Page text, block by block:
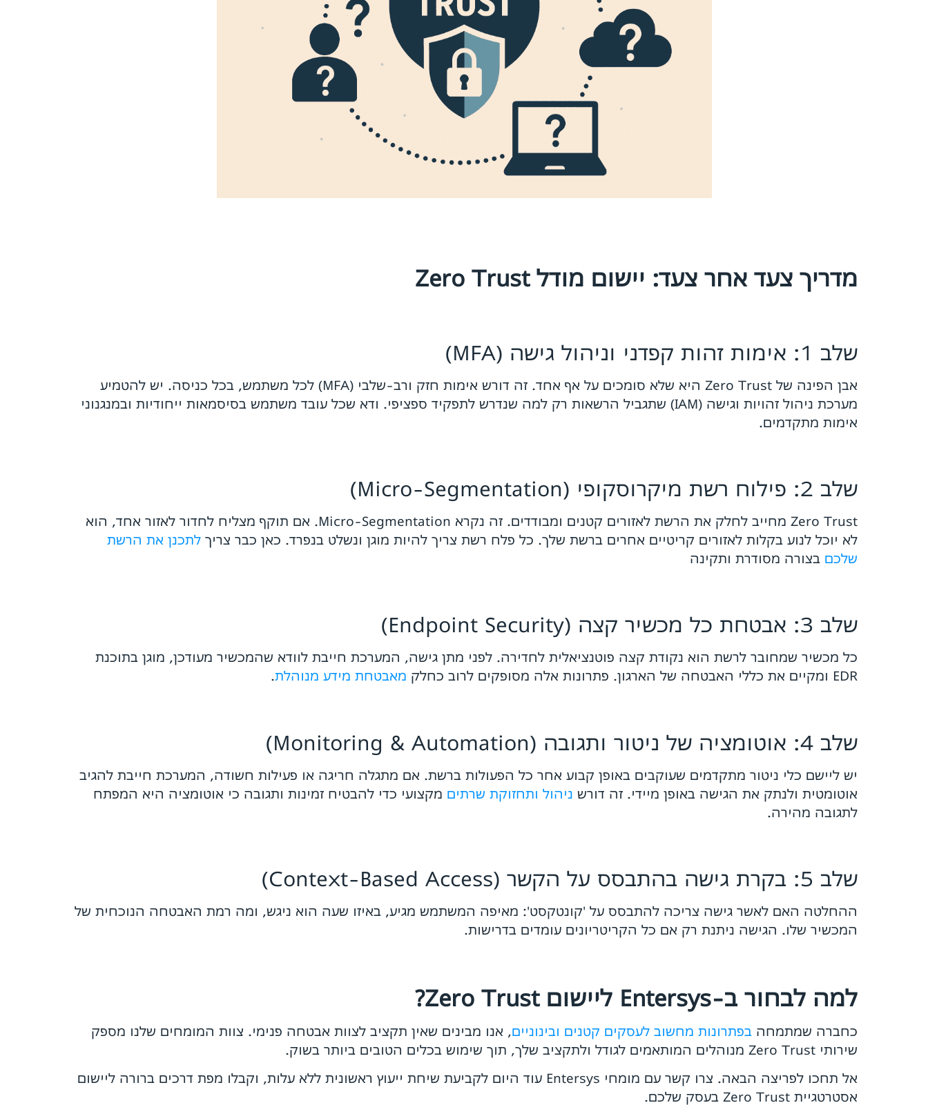
מדריך צעד אחר צעד: יישום מודל Zero Trust
שלב 1: אימות זהות קפדני וניהול גישה (MFA)
אבן הפינה של Zero Trust היא שלא סומכים על אף אחד. זה דורש אימות חזק ורב-שלבי (MFA) לכל משתמש, בכל כניסה. יש להטמיע
מערכת ניהול זהויות וגישה (IAM) שתגביל הרשאות רק למה שנדרש לתפקיד ספציפי. ודא שכל עובד משתמש בסיסמאות ייחודיות ובמנגנוני
אימות מתקדמים.
שלב 2: פילוח רשת מיקרוסקופי (Micro-Segmentation)
Zero Trust מחייב לחלק את הרשת לאזורים קטנים ומבודדים. זה נקרא Micro-Segmentation. אם תוקף מצליח לחדור לאזור אחד, הוא
לא יוכל לנוע בקלות לאזורים קריטיים אחרים ברשת שלך. כל פלח רשת צריך להיות מוגן ונשלט בנפרד. כאן כבר צריך לתכנן את הרשת
שלכם בצורה מסודרת ותקינה
שלב 3: אבטחת כל מכשיר קצה (Endpoint Security)
כל מכשיר שמחובר לרשת הוא נקודת קצה פוטנציאלית לחדירה. לפני מתן גישה, המערכת חייבת לוודא שהמכשיר מעודכן, מוגן בתוכנת
EDR ומקיים את כללי האבטחה של הארגון. פתרונות אלה מסופקים לרוב כחלק
מאבטחת מידע מנוהלת.
שלב 4: אוטומציה של ניטור ותגובה (Monitoring & Automation)
יש ליישם כלי ניטור מתקדמים שעוקבים באופן קבוע אחר כל הפעולות ברשת. אם מתגלה חריגה או פעילות חשודה, המערכת חייבת להגיב
אוטומטית ולנתק את הגישה באופן מיידי. זה דורש ניהול ותחזוקת שרתים מקצועי כדי להבטיח זמינות ותגובה כי אוטומציה היא המפתח
לתגובה מהירה.
שלב 5: בקרת גישה בהתבסס על הקשר (Context-Based Access)
ההחלטה האם לאשר גישה צריכה להתבסס על 'קונטקסט': מאיפה המשתמש מגיע, באיזו שעה הוא ניגש, ומה רמת האבטחה הנוכחית של
המכשיר שלו. הגישה ניתנת רק אם כל הקריטריונים עומדים בדרישות.
למה לבחור ב-Entersys ליישום Zero Trust?
כחברה שמתמחה בפתרונות מחשוב לעסקים קטנים ובינוניים, אנו מבינים שאין תקציב לצוות אבטחה פנימי. צוות המומחים שלנו מספק
שירותי Zero Trust מנוהלים המותאמים לגודל ולתקציב שלך, תוך שימוש בכלים הטובים ביותר בשוק.
אל תחכו לפריצה הבאה. צרו קשר עם מומחי Entersys עוד היום לקביעת שיחת ייעוץ ראשונית ללא עלות, וקבלו מפת דרכים ברורה ליישום
אסטרטגיית Zero Trust בעסק שלכם.